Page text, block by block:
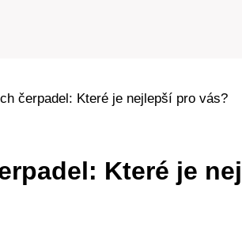
čerpadel: Které je nejlepší pro vás?
Které je